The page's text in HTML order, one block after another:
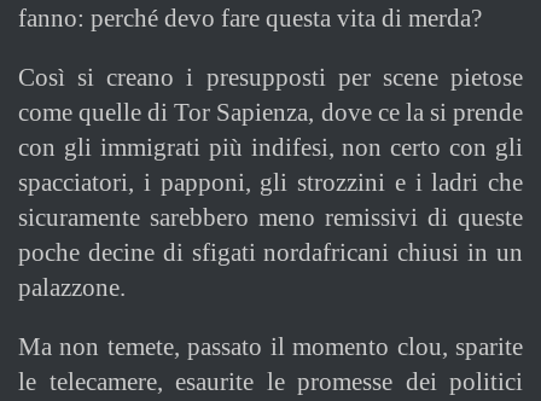
fanno: perché devo fare questa vita di merda?
Così si creano i presupposti per scene pietose
come quelle di Tor Sapienza, dove ce la si prende
con gli immigrati più indifesi, non certo con gli
spacciatori, i papponi, gli strozzini e i ladri che
sicuramente sarebbero meno remissivi di queste
poche decine di sfigati nordafricani chiusi in un
palazzone.
Ma non temete, passato il momento clou, sparite
le telecamere, esaurite le promesse dei politici